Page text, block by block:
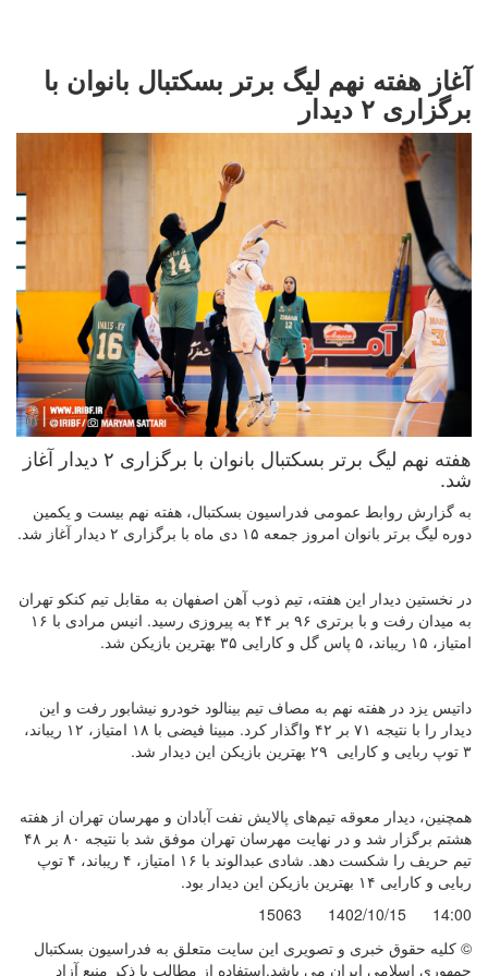
آغاز هفته نهم لیگ برتر بسکتبال بانوان با
برگزاری ۲ دیدار
هفته نهم لیگ برتر بسکتبال بانوان با برگزاری ۲ دیدار آغاز
شد.
به گزارش روابط عمومی فدراسیون بسکتبال، هفته نهم بیست و یکمین
دوره لیگ برتر بانوان امروز جمعه ۱۵ دی ماه با برگزاری ۲ دیدار آغاز شد.
در نخستین دیدار این هفته، تیم ذوب آهن اصفهان به مقابل تیم کنکو تهران
به میدان رفت و با برتری ۹۶ بر ۴۴ به پیروزی رسید. انیس مرادی با ۱۶
امتیاز، ۱۵ ریباند، ۵ پاس گل و کارایی ۳۵ بهترین بازیکن شد.
داتیس یزد در هفته نهم به مصاف تیم بینالود خودرو نیشابور رفت و این
دیدار را با نتیجه ۷۱ بر ۴۲ واگذار کرد. مبینا فیضی با ۱۸ امتیاز، ۱۲ ریباند،
۳ توپ ربایی و کارایی ۲۹ بهترین بازیکن این دیدار شد.
همچنین، دیدار معوقه تیم‌های پالایش نفت آبادان و مهرسان تهران از هفته
هشتم برگزار شد و در نهایت مهرسان تهران موفق شد با نتیجه ۸۰ بر ۴۸
تیم حریف را شکست دهد. شادی عبدالوند با ۱۶ امتیاز، ۴ ریباند، ۴ توپ
ربایی و کارایی ۱۴ بهترین بازیکن این دیدار بود.
14:00
1402/10/15
15063
© کليه حقوق خبری و تصويری اين سايت متعلق به فدراسیون بسکتبال
جمهوری اسلامی ایران می باشد.استفاده از مطالب با ذكر منبع آزاد